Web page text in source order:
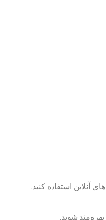
آنلاین استفاده کنید.
شوید.